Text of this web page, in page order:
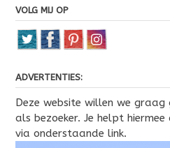
VOLG MIJ OP
ADVERTENTIES:
Deze website willen we
als bezoeker. Je helpt
via onderstaande link.